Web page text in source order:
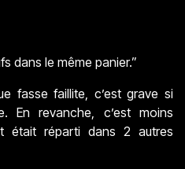
dans le même panier.”
fasse faillite, c’est grave si
En revanche, c’est moins
était réparti dans 2 autres